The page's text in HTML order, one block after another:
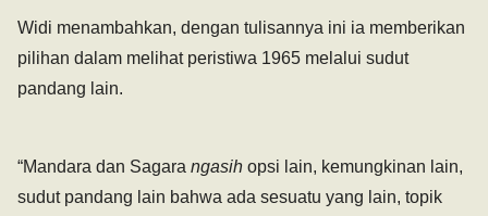
Widi menambahkan, dengan tulisannya ini ia memberikan
pilihan dalam melihat peristiwa 1965 melalui sudut
pandang lain.
“Mandara dan Sagara ngasih opsi lain, kemungkinan lain,
sudut pandang lain bahwa ada sesuatu yang lain, topik